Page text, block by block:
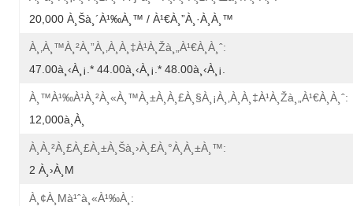
20,000 À¸Šà¸´à¹‰à¸™ / À¹€à¸”à¸·à¸­à¸™
À¸‚à¸™à¸²à¸”à¸‚à¸­à¸‡à¹à¸žà¸„à¹€à¸à¸ˆ:
47.00à¸‹à¸¡.* 44.00à¸‹à¸¡.* 48.00à¸‹à¸¡.
À¸™à¹‰à¹à¸²à¸«à¸™à¸±à¸à¸£à¸§à¸¡à¸‚à¸­à¸‡à¹à¸žà¸„à¹€à¸à¸ˆ:
12,000à¸à¸
À¸à¸²à¸£à¸£à¸±à¸šà¸›à¸£à¸°à¸à¸±à¸™:
2 À¸›à¸µ
À¸¢à¸µà¹ˆà¸«à¹‰à¸­: